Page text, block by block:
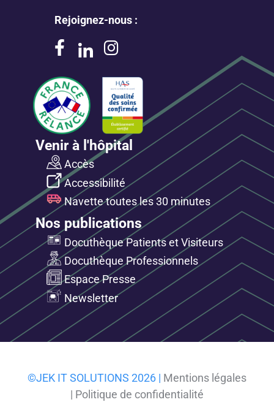
Rejoignez-nous :
Venir à l'hôpital
Accès
Accessibilité
Navette toutes les 30 minutes
Nos publications
Docuthèque Patients et Visiteurs
Docuthèque Professionnels
Espace Presse
Newsletter
©JEK IT SOLUTIONS 2026 | Mentions légales
| Politique de confidentialité